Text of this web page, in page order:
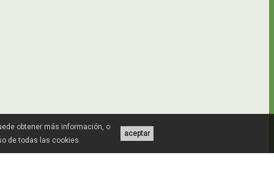
aceptar
obtener más información, o
de todas las cookies.